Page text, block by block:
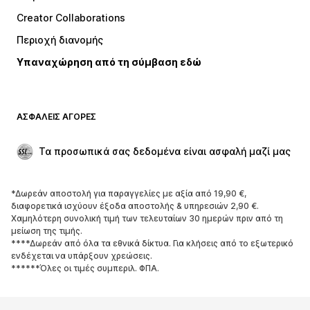
Εσώρουχα
Παλτό
Φούστες
Περιστάσεις
Aποκλειστικά
ΠΑΠΟΎΤΣΙΑ
ΝΕΑ
Trending
Sneakers
Μποτάκια
Γόβες και ψηλοτάκουνα
Creator Collaborations
Περιοχή διανομής
Υπαναχώρηση από τη σύμβαση εδώ
ΑΣΦΑΛΕΊΣ ΑΓΟΡΈΣ
Τα προσωπικά σας δεδομένα είναι ασφαλή μαζί μας
*Δωρεάν αποστολή για παραγγελίες με αξία από 19,90 €,
διαφορετικά ισχύουν έξοδα αποστολής & υπηρεσιών 2,90 €.
Χαμηλότερη συνολική τιμή των τελευταίων 30 ημερών πριν από τη
μείωση της τιμής.
****Δωρεάν από όλα τα εθνικά δίκτυα. Για κλήσεις από το εξωτερικό
ενδέχεται να υπάρξουν χρεώσεις.
******Όλες οι τιμές συμπεριλ. ΦΠΑ.